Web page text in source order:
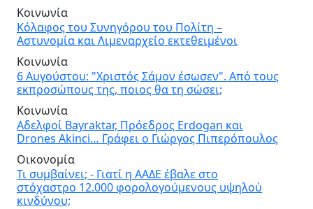
Κοινωνία
Κόλαφος του Συνηγόρου του Πολίτη –
Αστυνομία και Λιμεναρχείο εκτεθειμένοι
Κοινωνία
6 Αυγούστου: "Χριστός Σάμον έσωσεν". Από τους
εκπροσώπους της, ποιος θα τη σώσει;
Κοινωνία
Αδελφοί Bayraktar, Πρόεδρος Erdogan και
Drones Akinci… Γράφει ο Γιώργος Πιπερόπουλος
Οικονομία
Τι συμβαίνει; - Γιατί η ΑΑΔΕ έβαλε στο
στόχαστρο 12.000 φορολογούμενους υψηλού
κινδύνου;